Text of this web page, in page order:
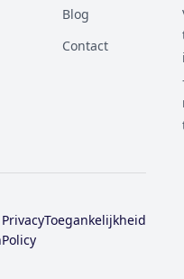
Blog
Contact
Privacy
Policy
Toegankelijkheid